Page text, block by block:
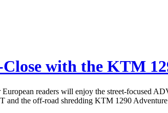
with the KTM
readers will enjoy the street-focused
the off-road shredding KTM 1290 Adventure